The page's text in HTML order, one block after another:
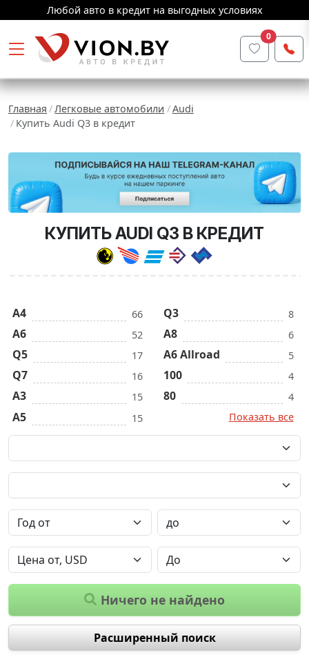
Любой авто в кредит на выгодных условиях
0
Главная Легковые автомобили
Audi
Купить Audi Q3 в кредит
КУПИТЬ AUDI Q3 В КРЕДИТ
A4 66
A6 52
Q5 17
Q7 16
A3 15
A5 15
Q3 8
A8 6
A6 Allroad 5
100 4
80
4
Показать все
Ничего не найдено
Расширенный поиск